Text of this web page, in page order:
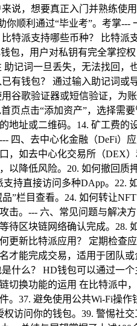
，想要真正入门并熟练使
顺利通过“毕业考”。考掌---
特派支持哪些币种？ 比特
包，用户对私钥有完全掌
记词一旦丢失，无法找回
有钱包？ 通过输入助记词
谷歌验证器或短信验证，为
点击“添加资产”，选择需
址或二维码。14. 矿工费的
、去中心化金融（DeFi）
如去中心化交易所（DEX
降低风险。20. 如何撤回质
持直接访问多种DApp。22.
”栏目查看。24. 如何转让
。--- 六、常见问题与解决
区块链网络确认完成。28.
新比特派应用？ 定期检查
能完成交易，适用于团队
什么？ HD钱包可以通过一
换功能的运用 在比特派中
37. 避免使用公共Wi-Fi操
访问你的钱包。39. 警惕社